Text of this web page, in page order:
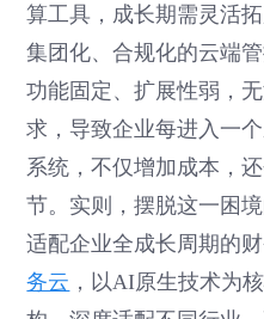
算工具，成长期需灵活
集团化、合规化的云端
功能固定、扩展性弱，
求，导致企业每进入一
系统，不仅增加成本，
节。实则，摆脱这一困
适配企业全成长周期的
务云 ，以AI原生技术为